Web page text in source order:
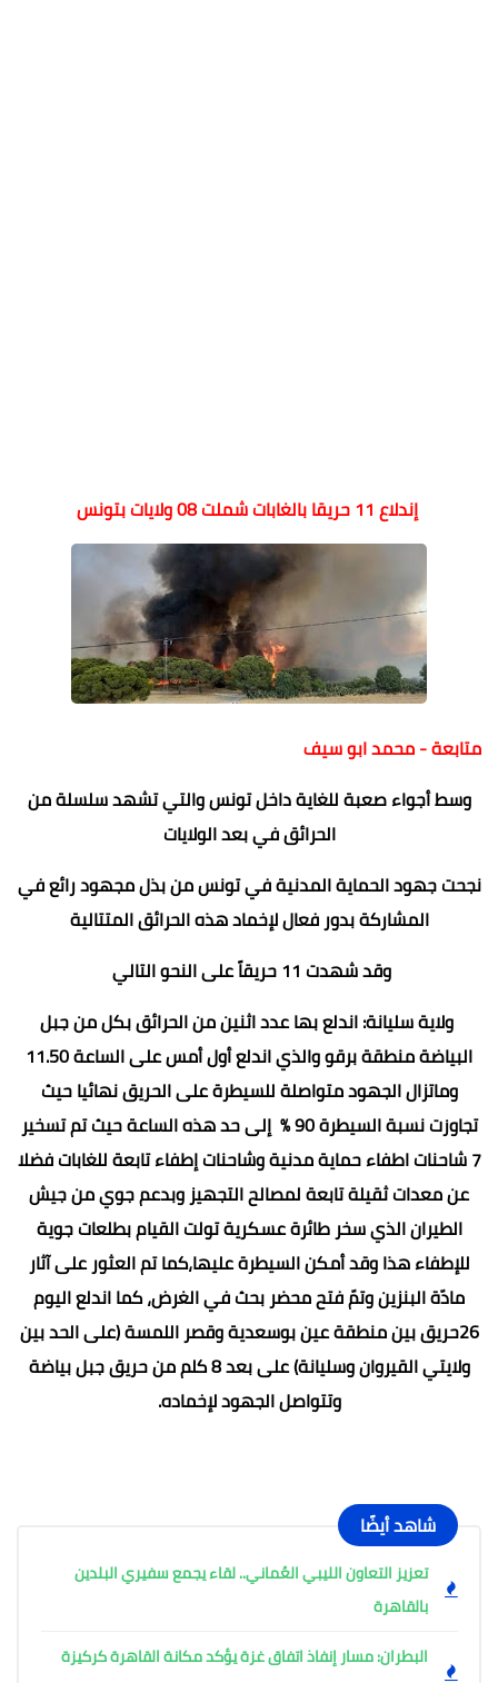
إندلاع 11 حريقا بالغابات شملت 08 ولايات بتونس
متابعة - محمد ابو سيف
وسط أجواء صعبة للغاية داخل تونس والتي تشهد سلسلة من
الحرائق في بعد الولايات
نجحت جهود الحماية المدنية في تونس من بذل مجهود رائع في
المشاركة بدور فعال لإخماد هذه الحرائق المتتالية
وقد شهدت 11 حريقاً على النحو التالي
ولاية سليانة: اندلع بها عدد اثنين من الحرائق بكل من جبل
البياضة منطقة برقو والذي اندلع أول أمس على الساعة 11.50
وماتزال الجهود متواصلة للسيطرة على الحريق نهائيا حيث
تجاوزت نسبة السيطرة 90 % إلى حد هذه الساعة حيث تم تسخير
7 شاحنات اطفاء حماية مدنية وشاحنات إطفاء تابعة للغابات فضلا
عن معدات ثقيلة تابعة لمصالح التجهيز وبدعم جوي من جيش
الطيران الذي سخر طائرة عسكرية تولت القيام بطلعات جوية
للإطفاء هذا وقد أمكن السيطرة عليها،كما تم العثور على آثار
مادّة البنزين وتمّ فتح محضر بحث في الغرض، كما اندلع اليوم
26حريق بين منطقة عين بوسعدية وقصر اللمسة (على الحد بين
ولايتي القيروان وسليانة) على بعد 8 كلم من حريق جبل بياضة
وتتواصل الجهود لإخماده.
شاهد أيضًا
تعزيز التعاون الليبي العُماني.. لقاء يجمع سفيري البلدين
بالقاهرة
البطران: مسار إنفاذ اتفاق غزة يؤكد مكانة القاهرة كركيزة